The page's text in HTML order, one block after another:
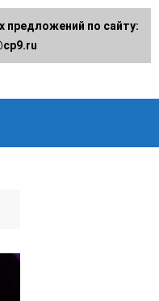
предложений по сайту: